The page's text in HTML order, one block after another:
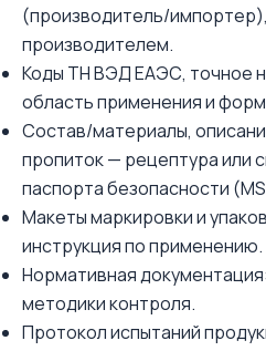
(производитель/
производителем.
Коды ТН ВЭД ЕАЭС, точное
область применения и
Состав/материалы,
пропиток — рецептура или
паспорта безопасности
Макеты маркировки и
инструкция по применению.
Нормативная
методики контроля.
Протокол испытаний